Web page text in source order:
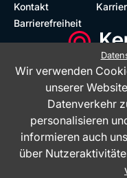
Kontakt
Barrierefreiheit
Wir verwenden
unserer
Datenverkehr
personalisieren
informieren auch
über